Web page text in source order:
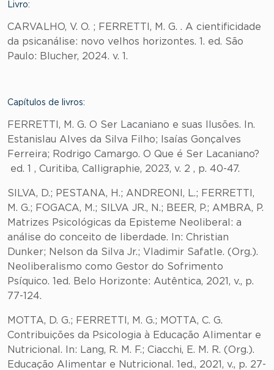
Livro:
CARVALHO, V. O. ; FERRETTI, M. G. . A cientificidade
da psicanálise: novo velhos horizontes. 1. ed. São
Paulo: Blucher, 2024. v. 1.
Capítulos de livros:
FERRETTI, M. G. O Ser Lacaniano e suas Ilusões. In.
Estanislau Alves da Silva Filho; Isaías Gonçalves
Ferreira; Rodrigo Camargo. O Que é Ser Lacaniano?
ed. 1 , Curitiba, Calligraphie, 2023, v. 2 , p. 40-47.
SILVA, D.; PESTANA, H.; ANDREONI, L.; FERRETTI,
M. G.; FOGACA, M.; SILVA JR., N.; BEER, P.; AMBRA, P.
Matrizes Psicológicas da Episteme Neoliberal: a
análise do conceito de liberdade. In: Christian
Dunker; Nelson da Silva Jr.; Vladimir Safatle. (Org.).
Neoliberalismo como Gestor do Sofrimento
Psíquico. 1ed. Belo Horizonte: Autêntica, 2021, v., p.
77-124.
MOTTA, D. G.; FERRETTI, M. G.; MOTTA, C. G.
Contribuições da Psicologia à Educação Alimentar e
Nutricional. In: Lang, R. M. F.; Ciacchi, E. M. R. (Org.).
Educação Alimentar e Nutricional. 1ed., 2021, v., p. 27-